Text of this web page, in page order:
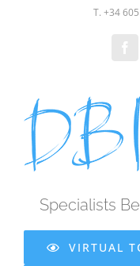
T. +34
Specialists
VIRTUAL